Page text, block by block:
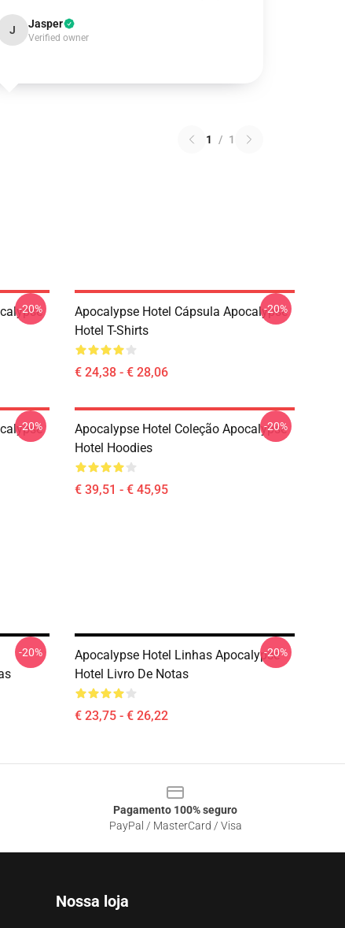
J Jasper
Verified owner
1 / 1
-20%
Apocalypse Hotel Cápsula Apocalypse
Hotel T-Shirts
€ 24,38 - € 28,06
-20%
-20%
Apocalypse Hotel Coleção Apocalypse
Hotel Hoodies
€ 39,51 - € 45,95
-20%
-20%
Apocalypse Hotel Linhas Apocalypse
Hotel Livro De Notas
€ 23,75 - € 26,22
-20%
Pagamento 100% seguro
PayPal / MasterCard / Visa
Nossa loja